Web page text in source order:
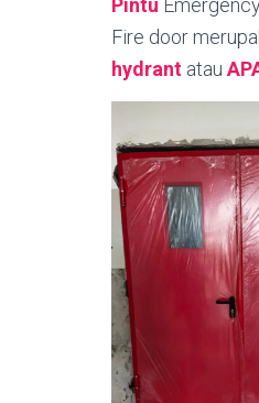
Fire door
hydrant atau